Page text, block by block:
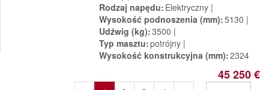
Rodzaj napędu Elektryczny
Wysokość podnoszenia (mm) 5130
Udźwig (kg) 3500
Typ masztu potrójny
Wysokość konstrukcyjna (mm) 2324
45 250 €